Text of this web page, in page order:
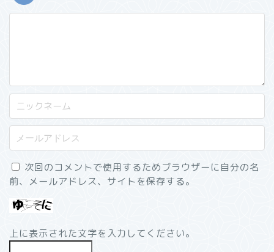
次回のコメントで使用するためブラウザーに自分の名
前、メールアドレス、サイトを保存する。
上に表示された文字を入力してください。